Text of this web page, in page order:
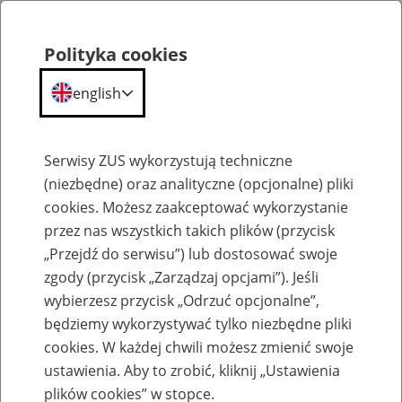
Szkolenia
Zaproś ZUS do siebie: Aktywni 50+
Polityka cookies
english
Serwisy ZUS wykorzystują techniczne
(niezbędne) oraz analityczne (opcjonalne) pliki
cookies. Możesz zaakceptować wykorzystanie
przez nas wszystkich takich plików (przycisk
„Przejdź do serwisu”) lub dostosować swoje
zgody (przycisk „Zarządzaj opcjami”). Jeśli
wybierzesz przycisk „Odrzuć opcjonalne”,
będziemy wykorzystywać tylko niezbędne pliki
cookies. W każdej chwili możesz zmienić swoje
ustawienia. Aby to zrobić, kliknij „Ustawienia
plików cookies” w stopce.